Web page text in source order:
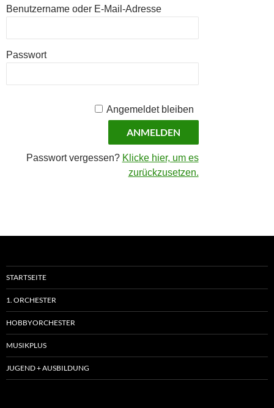
Benutzername oder E-Mail-Adresse
Passwort
Angemeldet bleiben
Passwort vergessen? Klicke hier, um es
zurückzusetzen.
STARTSEITE
1. ORCHESTER
HOBBYORCHESTER
MUSIKPLUS
JUGEND + AUSBILDUNG